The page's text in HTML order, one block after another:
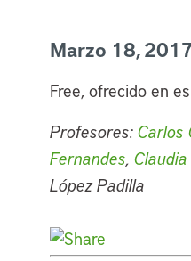
Marzo 18,
Free, ofrecido en
Profesores: Carlos
Fernandes,
López Padilla